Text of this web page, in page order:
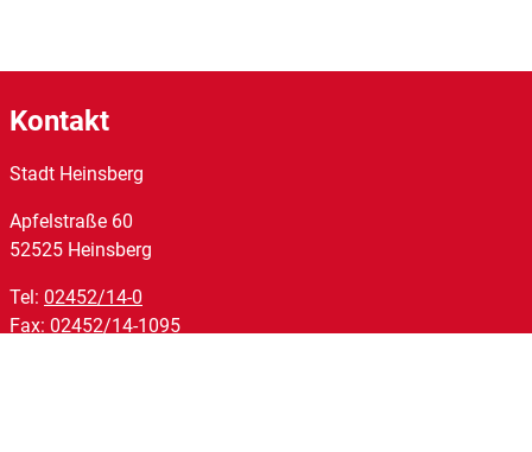
Kontakt
Stadt Heinsberg
Apfelstraße 60
52525 Heinsberg
Tel: 02452/14-0
Fax: 02452/14-1095